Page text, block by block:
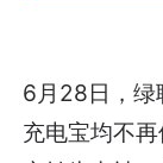
6月28日，绿
充电宝均不